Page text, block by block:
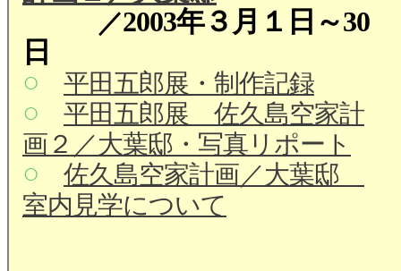
／2003年３月１日～30
日
○
平田五郎展・制作記録
○
平田五郎展 佐久島空家計
画２／大葉邸・写真リポート
○
佐久島空家計画／大葉邸
室内見学について